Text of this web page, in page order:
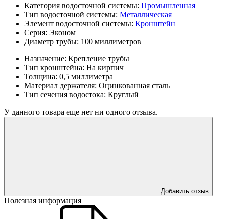
Категория водосточной системы: Промышленная
Тип водосточной системы: Металлическая
Элемент водосточной системы: Кронштейн
Серия: Эконом
Диаметр трубы: 100 миллиметров
Назначение: Крепление трубы
Тип кронштейна: На кирпич
Толщина: 0,5 миллиметра
Материал держателя: Оцинкованная сталь
Тип сечения водостока: Круглый
У данного товара еще нет ни одного отзыва.
Добавить отзыв
Полезная информация